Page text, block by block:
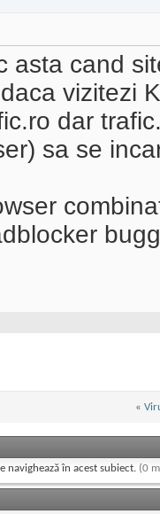
asta cand
vizitezi
dar
sa se
«
în acest subiect. (0